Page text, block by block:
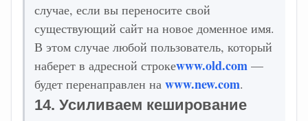
случае, если вы переносите свой
существующий сайт на новое доменное имя.
В этом случае любой пользователь, который
наберет в адресной строкеwww.old.com —
будет перенаправлен наwww.new.com.
14. Усиливаем кеширование